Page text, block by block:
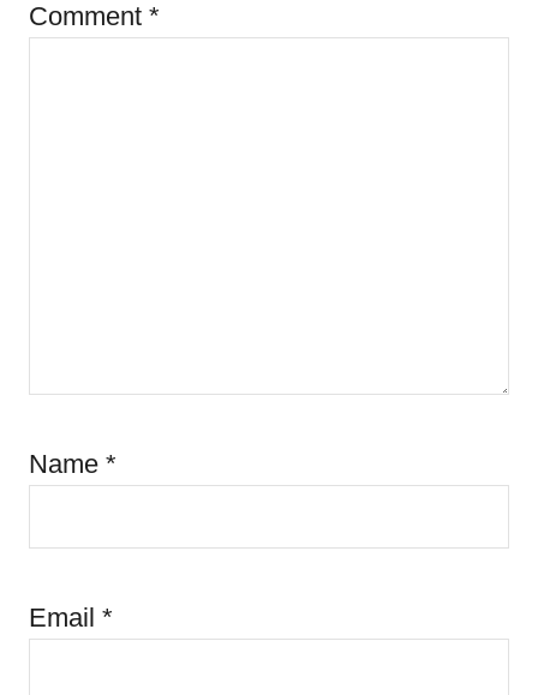
Comment *
Name *
Email *